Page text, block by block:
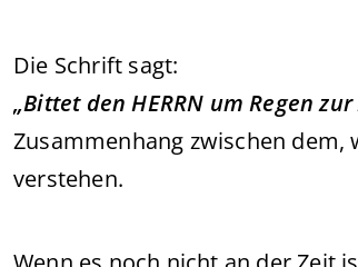
Die Schrift sagt:
„Bittet den HERRN um Regen
Zusammenhang zwischen
verstehen.